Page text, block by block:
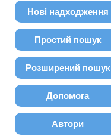
Нові надходження
Простий пошук
Розширений пошук
Допомога
Автори